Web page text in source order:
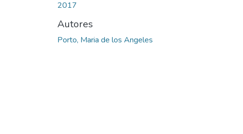
2017
Autores
Porto, Maria de los Angeles